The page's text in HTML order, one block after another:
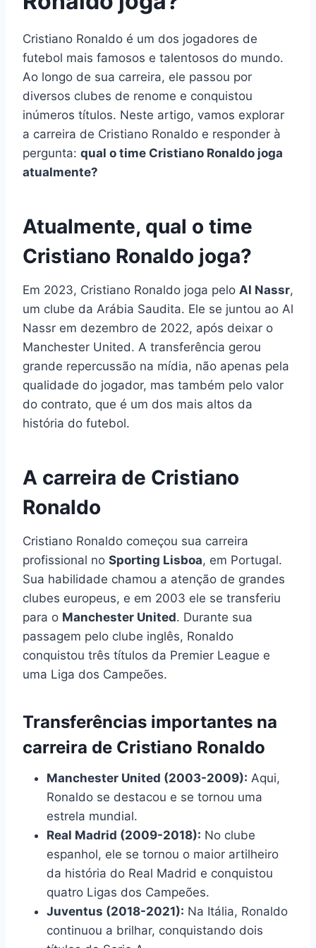
Cristiano Ronaldo é um dos jogadores de
futebol mais famosos e talentosos do mundo.
Ao longo de sua carreira, ele passou por
diversos clubes de renome e conquistou
inúmeros títulos. Neste artigo, vamos explorar
a carreira de Cristiano Ronaldo e responder à
pergunta: qual o time Cristiano Ronaldo joga
atualmente?
Atualmente, qual o time
Cristiano Ronaldo joga?
Em 2023, Cristiano Ronaldo joga pelo Al Nassr,
um clube da Arábia Saudita. Ele se juntou ao Al
Nassr em dezembro de 2022, após deixar o
Manchester United. A transferência gerou
grande repercussão na mídia, não apenas pela
qualidade do jogador, mas também pelo valor
do contrato, que é um dos mais altos da
história do futebol.
A carreira de Cristiano
Ronaldo
Cristiano Ronaldo começou sua carreira
profissional no Sporting Lisboa, em Portugal.
Sua habilidade chamou a atenção de grandes
clubes europeus, e em 2003 ele se transferiu
para o Manchester United. Durante sua
passagem pelo clube inglês, Ronaldo
conquistou três títulos da Premier League e
uma Liga dos Campeões.
Transferências importantes na
carreira de Cristiano Ronaldo
Manchester United (2003-2009): Aqui,
Ronaldo se destacou e se tornou uma
estrela mundial.
Real Madrid (2009-2018): No clube
espanhol, ele se tornou o maior artilheiro
da história do Real Madrid e conquistou
quatro Ligas dos Campeões.
Juventus (2018-2021): Na Itália, Ronaldo
continuou a brilhar, conquistando dois